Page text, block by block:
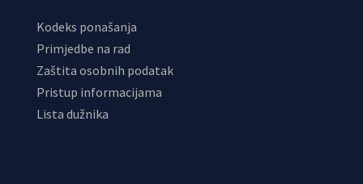
Kodeks ponašanja
Primjedbe na rad
Zaštita osobnih podatak
Pristup informacijama
Lista dužnika